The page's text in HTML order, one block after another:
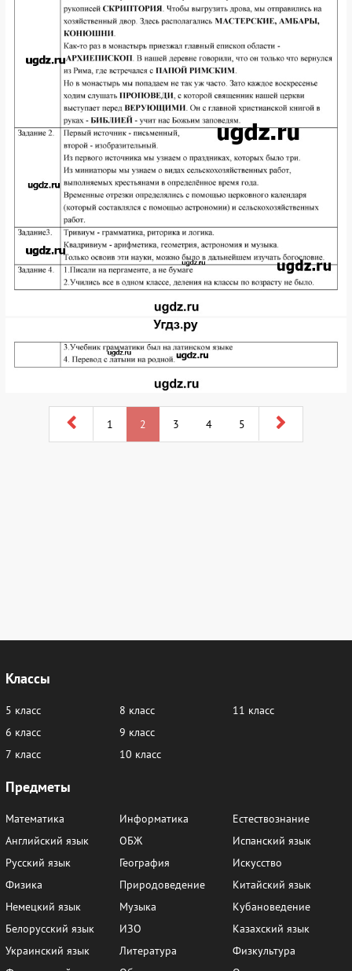
1 2 3 4 5
Классы
5 класс
6 класс
7 класс
8 класс
9 класс
10 класс
11 класс
Предметы
Математика
Английский язык
Русский язык
Физика
Немецкий язык
Белорусский язык
Украинский язык
Информатика
ОБЖ
География
Природоведение
Музыка
ИЗО
Литература
Естествознание
Испанский язык
Искусство
Китайский язык
Кубановедение
Казахский язык
Физкультура